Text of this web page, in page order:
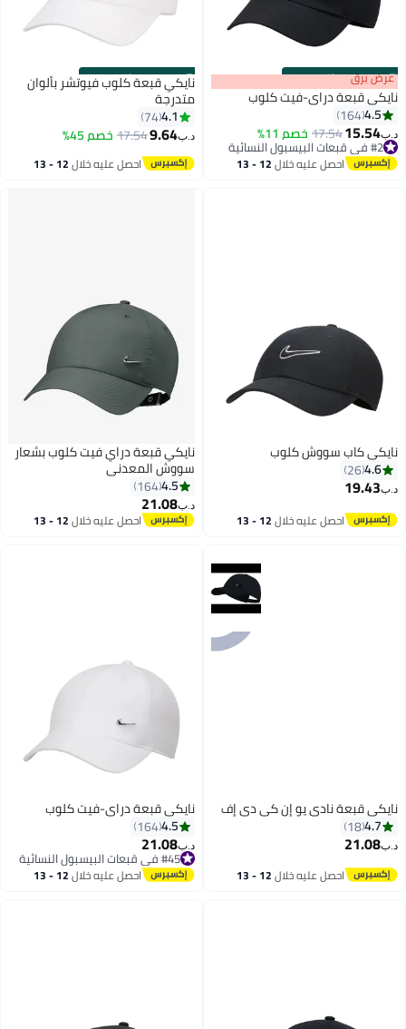
00m:00s
·باقي 100%
10
عرض برق
نايكي قبعة دراي-فيت كلوب
4.5
164
د.ب‏15.54
17.54خصم 11%
#2 في قبعات البيسبول النسائية
تم بيع +20 مؤخرًا
#2 في قبعات البيسبول النسائية
احصل عليه خلال 12 - 13
00m:00s
·باقي 100%
13
نايكي قبعة كلوب فيوتشر بألوان
متدرجة
4.1
74
د.ب‏9.64
17.54خصم 45%
احصل عليه خلال 12 - 13
6
نايكي كاب سووش كلوب
4.6
26
د.ب‏19.43
احصل عليه خلال 12 - 13
نايكي قبعة دراي فيت كلوب بشعار
سووش المعدني
4.5
164
د.ب‏21.08
احصل عليه خلال 12 - 13
نايكي قبعة نادي يو إن كي دي إف
4.7
18
د.ب‏21.08
احصل عليه خلال 12 - 13
10
نايكي قبعة دراي-فيت كلوب
4.5
164
د.ب‏21.08
#45 في قبعات البيسبول النسائية
#45 في قبعات البيسبول النسائية احصل عليه خلال 12 - 13